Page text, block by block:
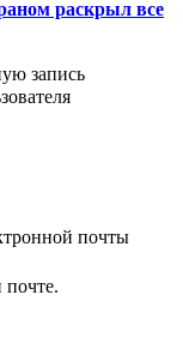
раскрыл все
запись
почты
почте.